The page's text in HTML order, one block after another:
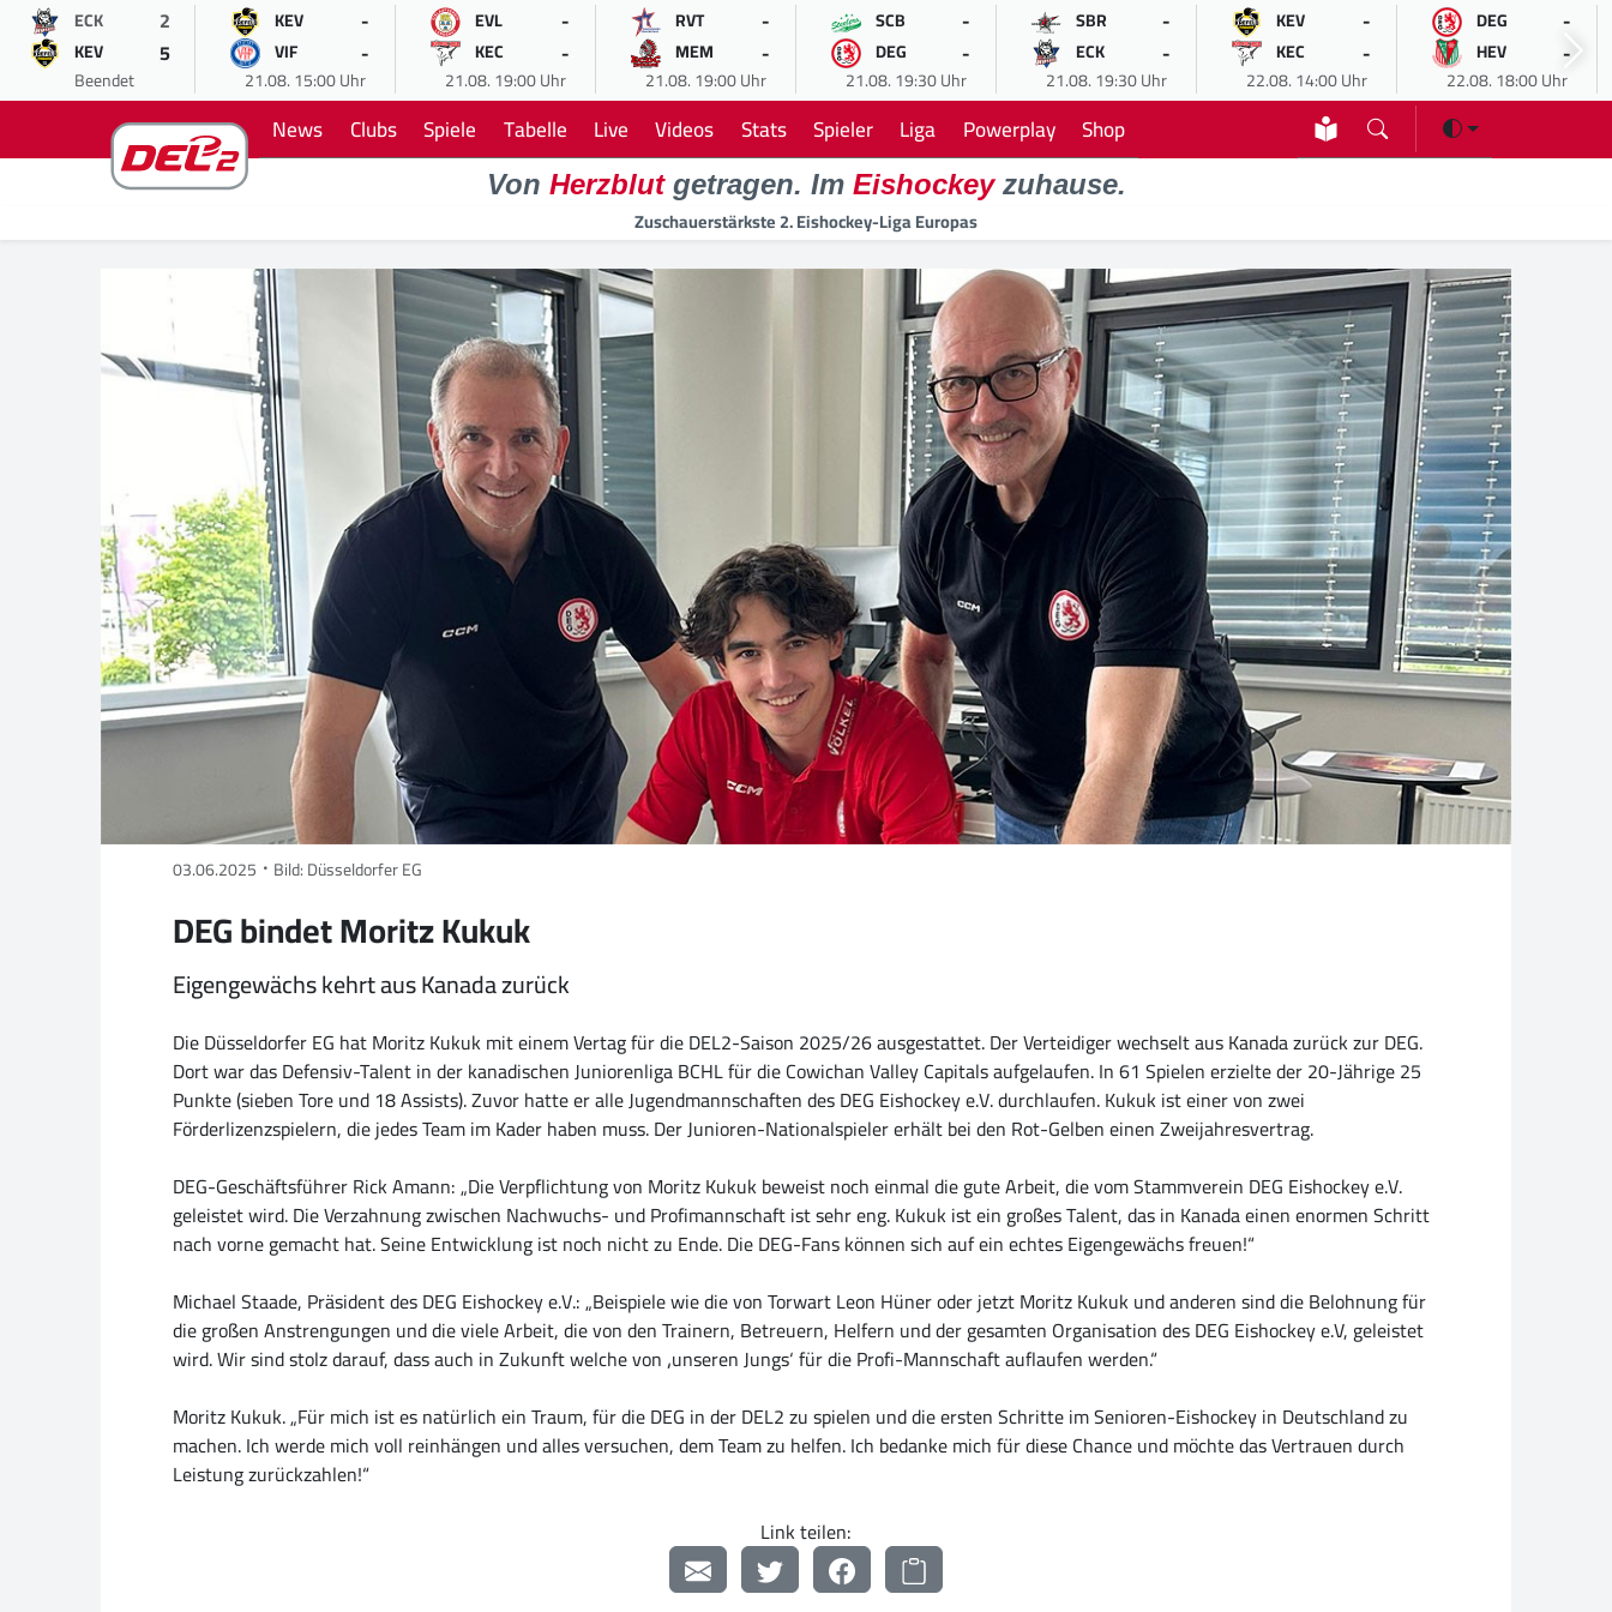
ECK 2
KEV 5
Beendet
KEV -
VIF -
21.08. 15:00 Uhr
EVL -
KEC -
21.08. 19:00 Uhr
RVT -
MEM -
21.08. 19:00 Uhr
SCB -
DEG -
21.08. 19:30 Uhr
SBR -
ECK -
21.08. 19:30 Uhr
KEV -
KEC -
22.08. 14:00 Uhr
DEG -
HEV -
22.08. 18:00 Uhr
News Clubs Spiele Tabelle Live Videos Stats Spieler Liga Powerplay Shop
Von Herzblutgetragen. Im Eishockeyzuhause.
Zuschauerstärkste 2. Eishockey-Liga Europas
03.06.2025 Bild: Düsseldorfer EG
DEG bindet Moritz Kukuk
Eigengewächs kehrt aus Kanada zurück
Die Düsseldorfer EG hat Moritz Kukuk mit einem Vertag für die DEL2-Saison 2025/26 ausgestattet. Der Verteidiger wechselt aus Kanada zurück zur DEG.
Dort war das Defensiv-Talent in der kanadischen Juniorenliga BCHL für die Cowichan Valley Capitals aufgelaufen. In 61 Spielen erzielte der 20-Jährige 25
Punkte (sieben Tore und 18 Assists). Zuvor hatte er alle Jugendmannschaften des DEG Eishockey e.V. durchlaufen. Kukuk ist einer von zwei
Förderlizenzspielern, die jedes Team im Kader haben muss. Der Junioren-Nationalspieler erhält bei den Rot-Gelben einen Zweijahresvertrag.
DEG-Geschäftsführer Rick Amann: „Die Verpflichtung von Moritz Kukuk beweist noch einmal die gute Arbeit, die vom Stammverein DEG Eishockey e.V.
geleistet wird. Die Verzahnung zwischen Nachwuchs- und Profimannschaft ist sehr eng. Kukuk ist ein großes Talent, das in Kanada einen enormen Schritt
nach vorne gemacht hat. Seine Entwicklung ist noch nicht zu Ende. Die DEG-Fans können sich auf ein echtes Eigengewächs freuen!“
Michael Staade, Präsident des DEG Eishockey e.V.: „Beispiele wie die von Torwart Leon Hüner oder jetzt Moritz Kukuk und anderen sind die Belohnung für
die großen Anstrengungen und die viele Arbeit, die von den Trainern, Betreuern, Helfern und der gesamten Organisation des DEG Eishockey e.V, geleistet
wird. Wir sind stolz darauf, dass auch in Zukunft welche von ‚unseren Jungs‘ für die Profi-Mannschaft auflaufen werden.“
Moritz Kukuk. „Für mich ist es natürlich ein Traum, für die DEG in der DEL2 zu spielen und die ersten Schritte im Senioren-Eishockey in Deutschland zu
machen. Ich werde mich voll reinhängen und alles versuchen, dem Team zu helfen. Ich bedanke mich für diese Chance und möchte das Vertrauen durch
Leistung zurückzahlen!“
Link teilen: